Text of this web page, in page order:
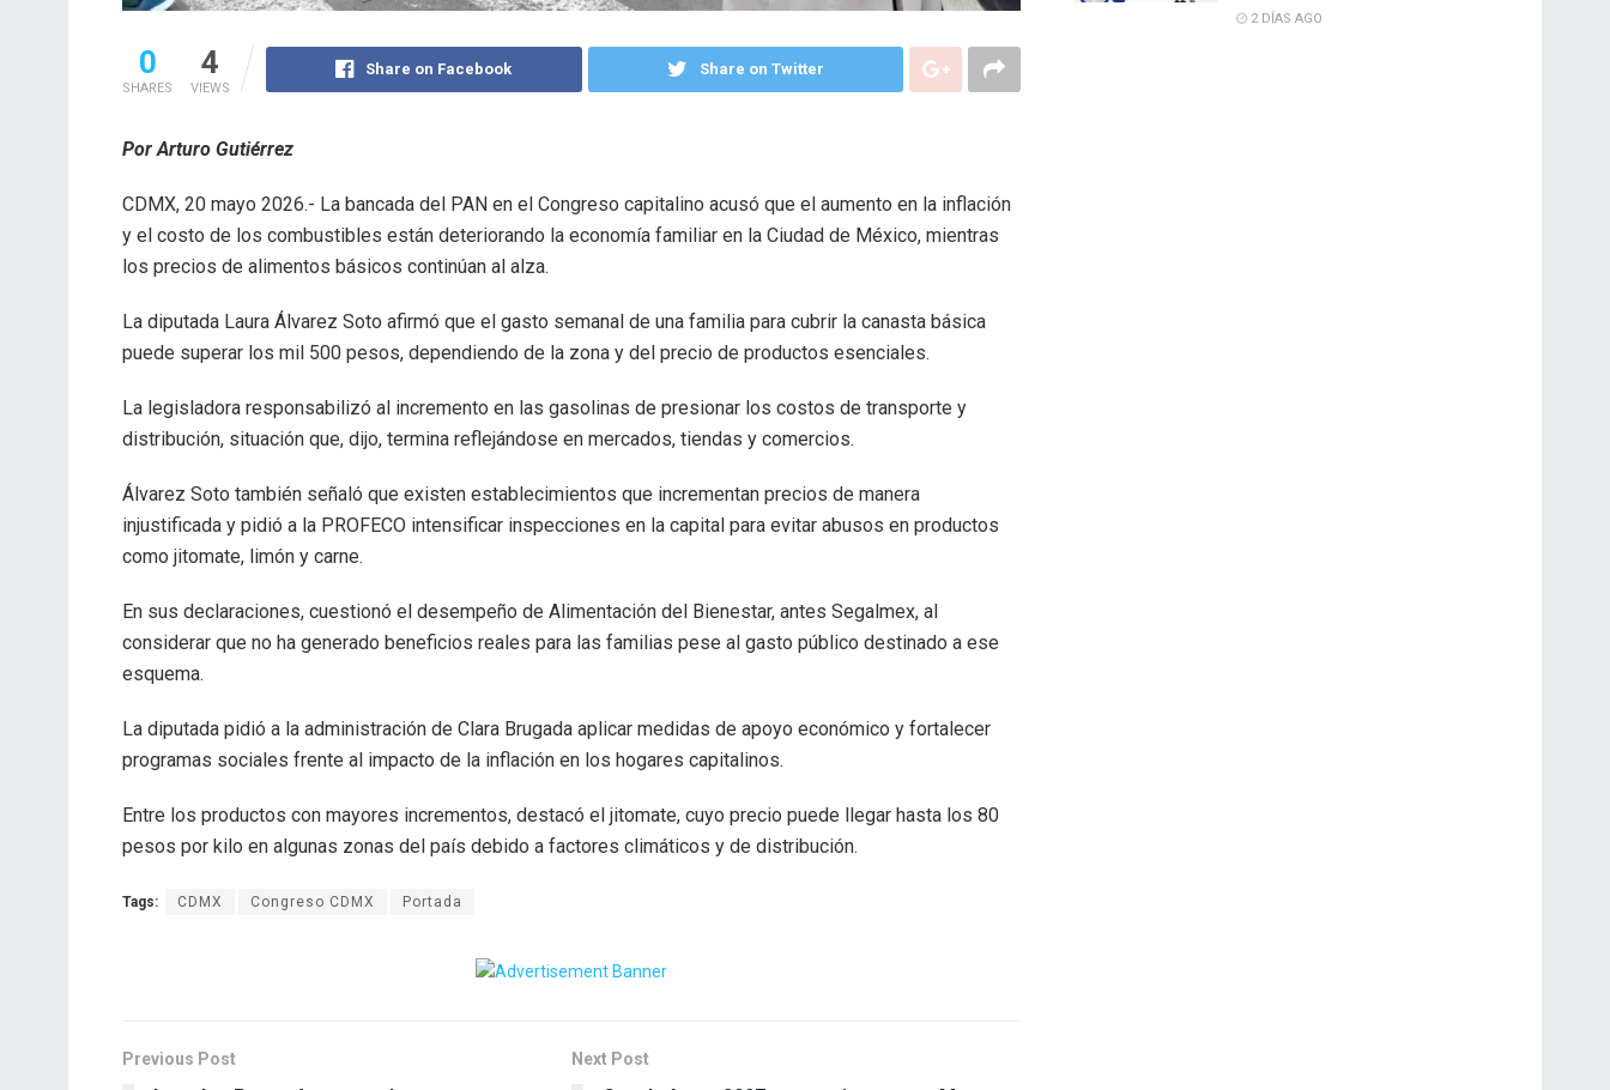
0
SHARES
4
VIEWS
Share on Facebook Share on Twitter
Por Arturo Gutiérrez
CDMX, 20 mayo 2026.- La bancada del PAN en el Congreso capitalino acusó que el aumento en la inflación
y el costo de los combustibles están deteriorando la economía familiar en la Ciudad de México, mientras
los precios de alimentos básicos continúan al alza.
La diputada Laura Álvarez Soto afirmó que el gasto semanal de una familia para cubrir la canasta básica
puede superar los mil 500 pesos, dependiendo de la zona y del precio de productos esenciales.
La legisladora responsabilizó al incremento en las gasolinas de presionar los costos de transporte y
distribución, situación que, dijo, termina reflejándose en mercados, tiendas y comercios.
Álvarez Soto también señaló que existen establecimientos que incrementan precios de manera
injustificada y pidió a la PROFECO intensificar inspecciones en la capital para evitar abusos en productos
como jitomate, limón y carne.
En sus declaraciones, cuestionó el desempeño de Alimentación del Bienestar, antes Segalmex, al
considerar que no ha generado beneficios reales para las familias pese al gasto público destinado a ese
esquema.
La diputada pidió a la administración de Clara Brugada aplicar medidas de apoyo económico y fortalecer
programas sociales frente al impacto de la inflación en los hogares capitalinos.
Entre los productos con mayores incrementos, destacó el jitomate, cuyo precio puede llegar hasta los 80
pesos por kilo en algunas zonas del país debido a factores climáticos y de distribución.
Tags: CDMX Congreso CDMX Portada
Previous Post Next Post
2 DÍAS AGO